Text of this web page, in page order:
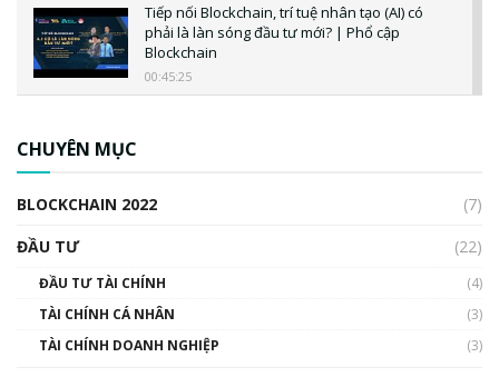
Tiếp nối Blockchain, trí tuệ nhân tạo (AI) có
phải là làn sóng đầu tư mới? | Phổ cập
Blockchain
00:45:25
00:02:14
Nhìn lại năm 2022: Những sự kiện ảnh hưởng
đến hệ sinh thái tiền mã hoá | Phổ cập
CHUYÊN MỤC
BLOCKCHAIN 2022
(7)
ĐẦU TƯ
(22)
ĐẦU TƯ TÀI CHÍNH
(4)
TÀI CHÍNH CÁ NHÂN
(3)
TÀI CHÍNH DOANH NGHIỆP
(3)